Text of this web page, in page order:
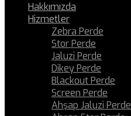
Hakkımızda
Hizmetler
Zebra Perde
Stor Perde
Jaluzi Perde
Dikey Perde
Blackout Perde
Screen Perde
Ahşap Jaluzi Perde